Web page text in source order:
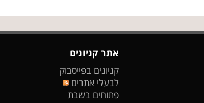
אתר קניונים
קניונים בפייסבוק
לבעלי אתרים
פתוחים בשבת